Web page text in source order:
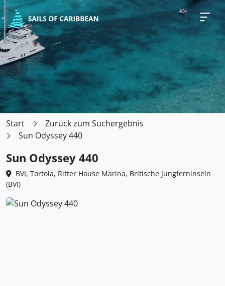
Start
Zurück zum Suchergebnis
Sun Odyssey 440
Sun Odyssey 440
BVI, Tortola, Ritter House Marina, Britische Jungferninseln
(BVI)